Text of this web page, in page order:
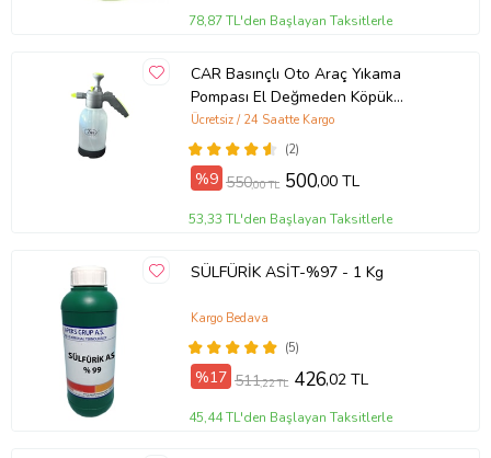
78,87 TL'den Başlayan Taksitlerle
CAR Basınçlı Oto Araç Yıkama
Pompası El Değmeden Köpük
Püskürtme 2 lt
(2)
Ücretsiz / 24 Saatte Kargo
%9 550,00 TL 500,00 TL
53,33 TL'den Başlayan Taksitlerle
SÜLFÜRİK ASİT-%97 - 1 Kg
(5)
Kargo Bedava
%17 511,22 TL 426,02 TL
45,44 TL'den Başlayan Taksitlerle